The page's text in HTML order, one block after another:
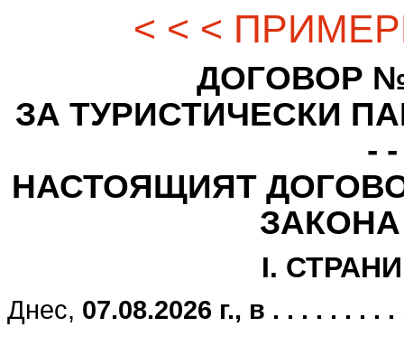
< < <
ДОГОВОР №
ЗА ТУРИСТИЧЕСКИ
-
НАСТОЯЩИЯТ
I.
Днес, 07.08.2026 г., в . . . . . . . .